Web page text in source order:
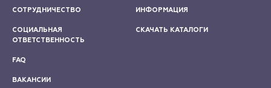
СОТРУДНИЧЕСТВО
СОЦИАЛЬНАЯ
ОТВЕТСТВЕННОСТЬ
ИНФОРМАЦИЯ
СКАЧАТЬ КАТАЛОГИ
FAQ
ВАКАНСИИ